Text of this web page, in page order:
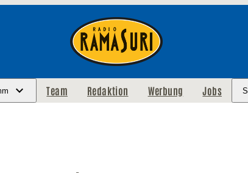
Team Redaktion Werbung Jobs